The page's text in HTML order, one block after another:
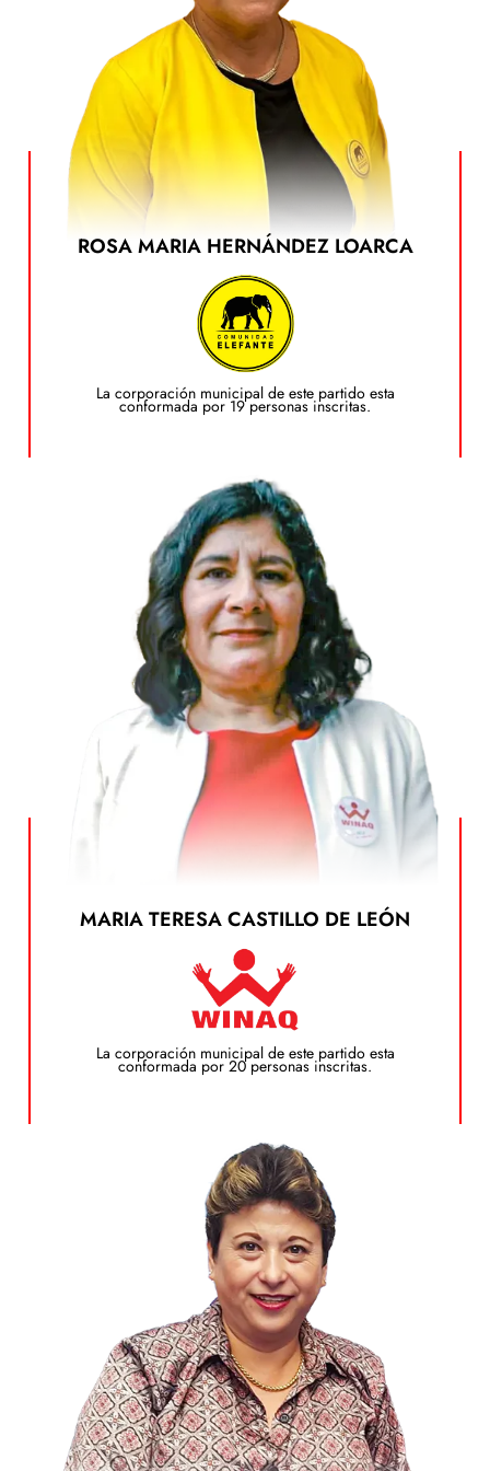
ROSA MARIA HERNÁNDEZ LOARCA
La corporación municipal de este partido esta
conformada por 19 personas inscritas.
Plan de Gobierno
Puedes ver el plan de gobierno de este candidato
dando clic en el siguiente botón:
Ver el Plan de Gobierno
MARIA TERESA CASTILLO DE LEÓN
La corporación municipal de este partido esta
conformada por 20 personas inscritas.
Plan de Gobierno
Puedes ver el plan de gobierno de este candidato
dando clic en el siguiente botón:
Ver el Plan de Gobierno